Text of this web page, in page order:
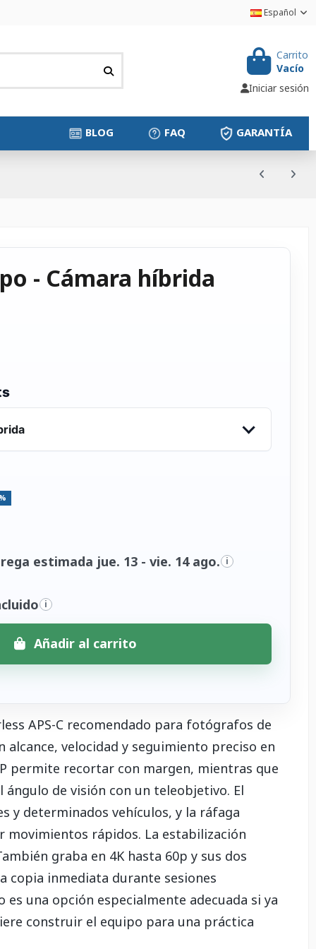
Español
Carrito
Vacío
Iniciar sesión
GARANTÍA
FAQ
BLOG
- Cámara híbrida
estimada jue. 13 - vie. 14 ago. i
i
Añadir al carrito
APS-C recomendado para fotógrafos de
velocidad y seguimiento preciso en
permite recortar con margen, mientras que
de visión con un teleobjetivo. El
y determinados vehículos, y la ráfaga
movimientos rápidos. La estabilización
graba en 4K hasta 60p y sus dos
copia inmediata durante sesiones
una opción especialmente adecuada si ya
construir el equipo para una práctica